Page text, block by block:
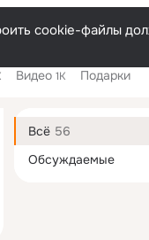
cookie-файлы
Видео 1K Подарки
Дополнительная
колонка
Всё 56
Обсуждаемые